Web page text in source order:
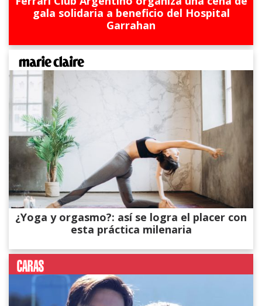
gala solidaria a beneficio del Hospital
Garrahan
¿Yoga y orgasmo?: así se logra el placer con
esta práctica milenaria